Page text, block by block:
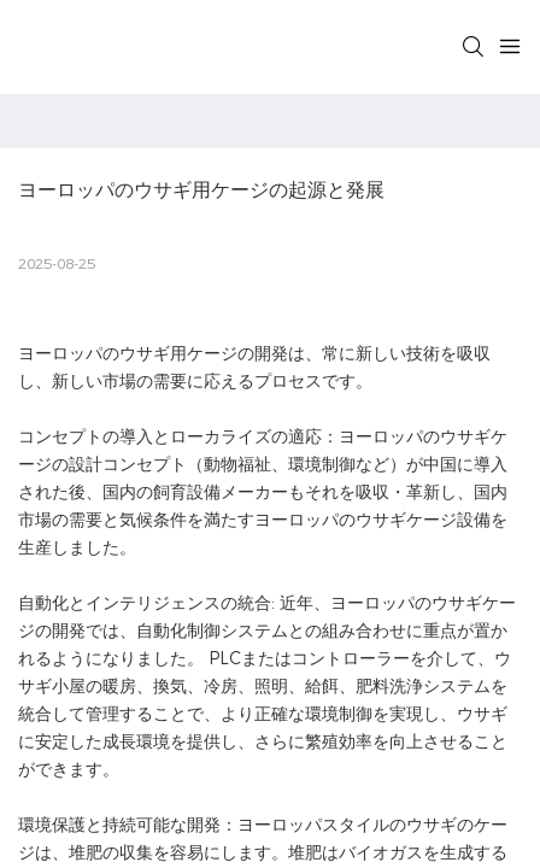
ヨーロッパのウサギ用ケージの起源と発展
2025-08-25
ヨーロッパのウサギ用ケージの開発は、常に新しい技術を吸収
し、新しい市場の需要に応えるプロセスです。
コンセプトの導入とローカライズの適応：ヨーロッパのウサギケ
ージの設計コンセプト（動物福祉、環境制御など）が中国に導入
された後、国内の飼育設備メーカーもそれを吸収・革新し、国内
市場の需要と気候条件を満たすヨーロッパのウサギケージ設備を
生産しました。
自動化とインテリジェンスの統合: 近年、ヨーロッパのウサギケー
ジの開発では、自動化制御システムとの組み合わせに重点が置か
れるようになりました。 PLCまたはコントローラーを介して、ウ
サギ小屋の暖房、換気、冷房、照明、給餌、肥料洗浄システムを
統合して管理することで、より正確な環境制御を実現し、ウサギ
に安定した成長環境を提供し、さらに繁殖効率を向上させること
ができます。
環境保護と持続可能な開発：ヨーロッパスタイルのウサギのケー
ジは、堆肥の収集を容易にします。堆肥はバイオガスを生成する